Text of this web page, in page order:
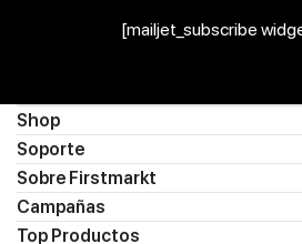
[mailjet_subscribe
Shop
Soporte
Sobre Firstmarkt
Campañas
Top Productos